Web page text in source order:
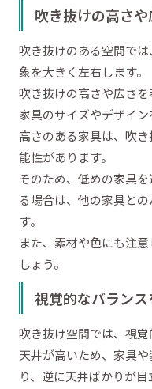
吹き抜けの高さ
吹き抜けのある空間で
象を大きく左右します。
吹き抜けの高さや広さを
家具のサイズやデザイン
高さのある家具は、吹
能性があります。
そのため、低めの家具
る場合は、他の家具と
す。
また、素材や色にも注
しょう。
視覚的なバラン
吹き抜け空間では、視覚
天井が高いため、家具
り、逆に天井ばかりが